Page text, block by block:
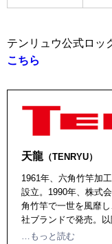
テンリュウ公式ロッ
こちら
天龍 （TENRYU）
1961年、六角竹竿加
設立。1990年、株式
角竹竿で一世を風靡
社ブランドで発売。
ーズを先読みしたア
…もっと読む